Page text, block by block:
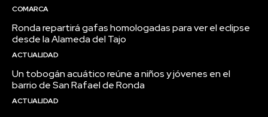
COMARCA
Ronda repartirá gafas homologadas para ver el eclipse
desde la Alameda del Tajo
ACTUALIDAD
Un tobogán acuático reúne a niños y jóvenes en el
barrio de San Rafael de Ronda
ACTUALIDAD